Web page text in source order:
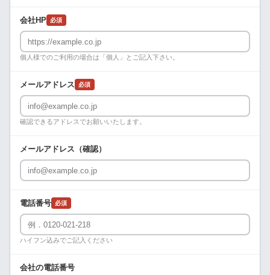
会社HP 必須
個人様でのご利用の場合は「個人」とご記入下さい。
メールアドレス 必須
確認できるアドレスでお願いいたします。
メールアドレス（確認）
電話番号 必須
ハイフン込みでご記入ください
会社の電話番号